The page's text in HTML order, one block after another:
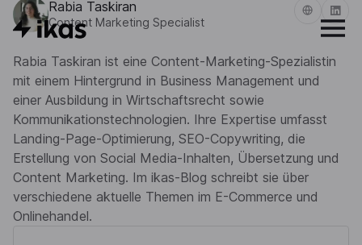
Rabia Taskiran
Content Marketing Specialist
Rabia Taskiran ist eine Content-Marketing-Spezialistin
mit einem Hintergrund in Business Management und
einer Ausbildung in Wirtschaftsrecht sowie
Kommunikationstechnologien. Ihre Expertise umfasst
Landing-Page-Optimierung, SEO-Copywriting, die
Erstellung von Social Media-Inhalten, Übersetzung und
Content Marketing. Im ikas-Blog schreibt sie über
verschiedene aktuelle Themen im E-Commerce und
Onlinehandel.